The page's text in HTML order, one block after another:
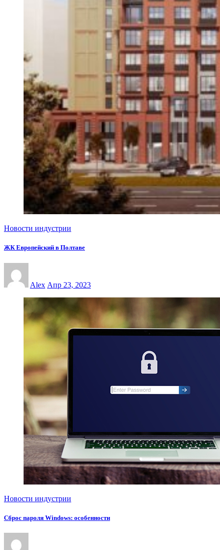
Новости индустрии
ЖК Европейский в Полтаве
Alex Апр 23, 2023
Новости индустрии
Сброс пароля Windows: особенности